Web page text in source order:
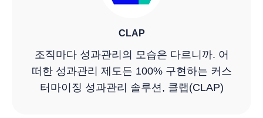
CLAP
조직마다 성과관리의 모습은 다르니까. 어
떠한 성과관리 제도든 100% 구현하는 커스
터마이징 성과관리 솔루션, 클랩(CLAP)